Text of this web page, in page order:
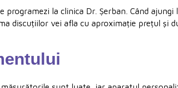
programezi la clinica Dr. Șerban. Când
discuțiilor vei afla cu aproximație prețul și